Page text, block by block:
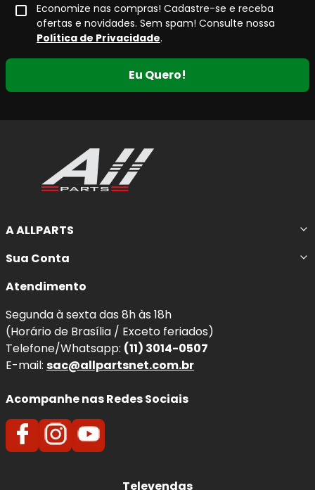
Economize nas compras! Cadastre-se e receba
ofertas e novidades. Sem spam! Consulte nossa
Política de Privacidade.
Eu Quero!
A ALLPARTS
Sua Conta
Atendimento
Segunda à sexta das 8h às 18h
(Horário de Brasília / Exceto feriados)
Telefone/Whatsapp: (11) 3014-0507
E-mail: sac@allpartsnet.com.br
Acompanhe nas Redes Sociais
Televendas